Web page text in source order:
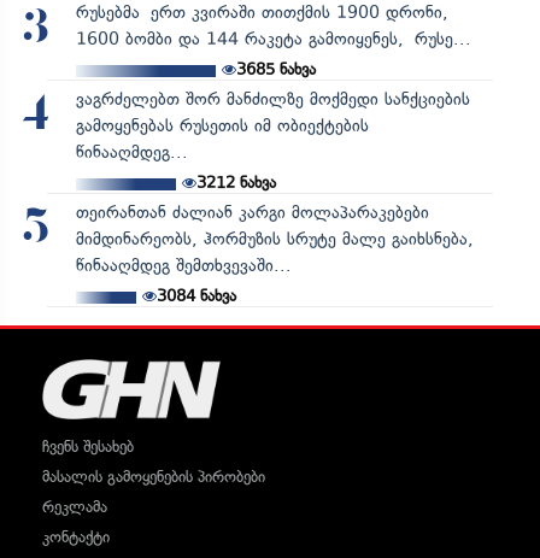
3
რუსებმა ერთ კვირაში თითქმის 1900 დრონი,
1600 ბომბი და 144 რაკეტა გამოიყენეს, რუსე...
3685ნახვა
4
ვაგრძელებთ შორ მანძილზე მოქმედი სანქციების
გამოყენებას რუსეთის იმ ობიექტების
წინააღმდეგ...
3212ნახვა
5
თეირანთან ძალიან კარგი მოლაპარაკებები
მიმდინარეობს, ჰორმუზის სრუტე მალე გაიხსნება,
წინააღმდეგ შემთხვევაში...
3084ნახვა
ჩვენს შესახებ
მასალის გამოყენების პირობები
რეკლამა
კონტაქტი